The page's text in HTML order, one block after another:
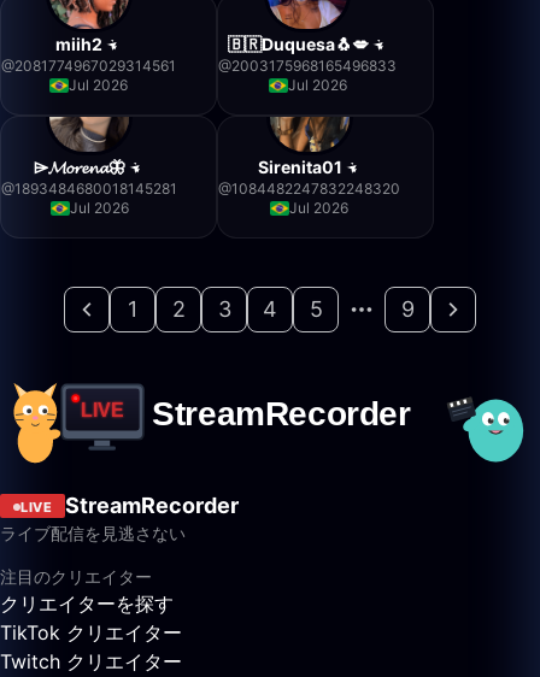
miih2
@2081774967029314561
Jul 2026
🇧🇷Duquesa🐧💋
@2003175968165496833
Jul 2026
⌲𝓜𝓸𝓻𝓮𝓷𝓪🦋
@1893484680018145281
Jul 2026
Sirenita01
@1084482247832248320
Jul 2026
1 2 3 4 5 9
LIVE StreamRecorder
ライブ配信を見逃さない
注目のクリエイター
クリエイターを探す
TikTok クリエイター
Twitch クリエイター